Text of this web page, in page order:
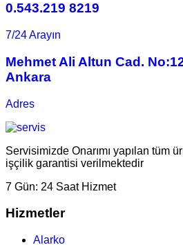
0.543.219 8219
7/24 Arayın
Mehmet Ali Altun Cad.
Ankara
Adres
Servisimizde Onarımı yapılan tüm
işçilik garantisi verilmektedir
7 Gün: 24 Saat Hizmet
Hizmetler
Alarko